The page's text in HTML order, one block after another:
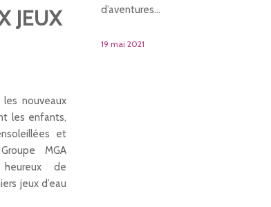
JEUX
les nouveaux
les enfants,
et
MGA
de
jeux d’eau
d’aventures…
19 mai 2021